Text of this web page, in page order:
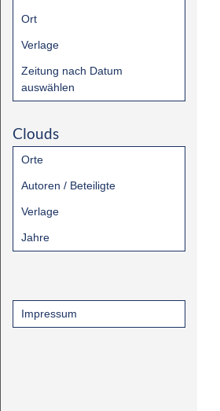
Ort
Verlage
Zeitung nach Datum
auswählen
Clouds
Orte
Autoren / Beteiligte
Verlage
Jahre
Impressum